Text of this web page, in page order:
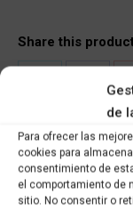
de
Para ofrecer las
cookies para
consentimiento de
el comportamiento de
sitio. No consentir o
Share this
X
Share
Productos